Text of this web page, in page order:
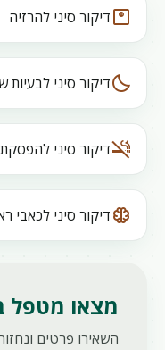
monitor_weightדיקור סיני להרזיה
bedtimeדיקור סיני לבעיות
smoke_freeדיקור סיני להפסקת
neurologyדיקור סיני לכאבי
מצאו מטפל
השאירו פרטים